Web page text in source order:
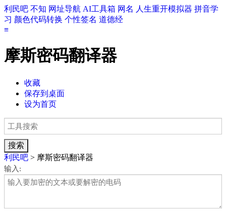
利民吧 不知 网址导航 AI工具箱 网名 人生重开模拟器 拼音学
习 颜色代码转换 个性签名 道德经
≡
摩斯密码翻译器
收藏
保存到桌面
设为首页
利民吧 > 摩斯密码翻译器
输入: